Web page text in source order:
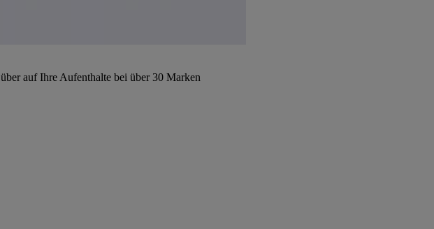
über auf Ihre Aufenthalte bei über 30 Marken